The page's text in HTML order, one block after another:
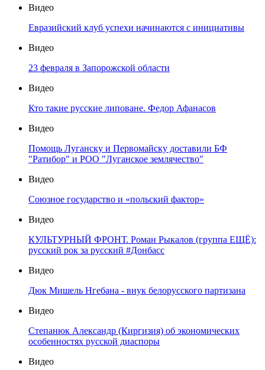
Видео
Евразийский клуб успехи начинаются с инициативы
Видео
23 февраля в Запорожской области
Видео
Кто такие русские липоване. Федор Афанасов
Видео
Помощь Луганску и Первомайску доставили БФ
"Ратибор" и РОО "Луганское землячество"
Видео
Союзное государство и «польский фактор»
Видео
КУЛЬТУРНЫЙ ФРОНТ. Роман Рыкалов (группа ЕЩЁ):
русский рок за русский #Донбасс
Видео
Дюк Мишель Нгебана - внук белорусского партизана
Видео
Степанюк Александр (Киргизия) об экономических
особенностях русской диаспоры
Видео